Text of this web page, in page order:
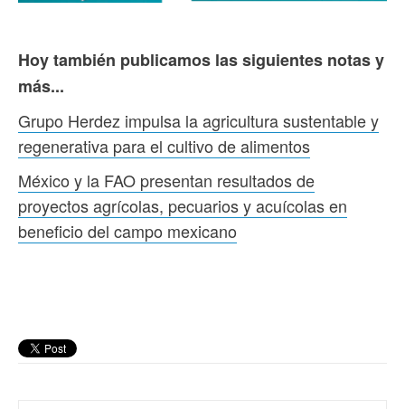
Hoy también publicamos las siguientes notas y
más...
Grupo Herdez impulsa la agricultura sustentable y
regenerativa para el cultivo de alimentos
México y la FAO presentan resultados de
proyectos agrícolas, pecuarios y acuícolas en
beneficio del campo mexicano